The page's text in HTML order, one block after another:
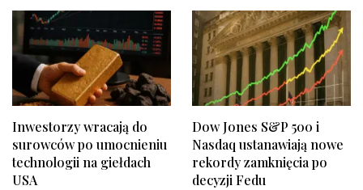
Inwestorzy wracają do
surowców po umocnieniu
technologii na giełdach
USA
Dow Jones S&P 500 i
Nasdaq ustanawiają nowe
rekordy zamknięcia po
decyzji Fedu